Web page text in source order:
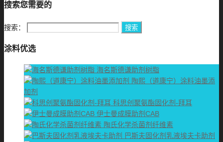
搜索您需要的
搜索：
涂料优选
海名斯德谦助剂树脂
陶熙（道康宁）涂料油墨添
加剂
科思创聚氨酯固化剂-拜耳
伊士曼成膜助剂CAB
陶氏化学杀菌剂纤维素
巴斯夫固化剂乳液埃夫卡助剂